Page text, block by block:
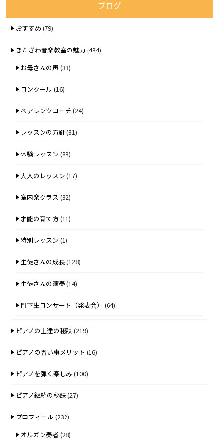
ブログ
おすすめ (79)
きたざわ音楽教室の魅力 (434)
お母さんの声 (33)
コンクール (16)
ペアレンツコーチ (24)
レッスンの方針(31)
体験レッスン (33)
大人のレッスン (17)
室内楽クラス (32)
才能の育て方 (11)
特別レッスン (1)
生徒さんの成長(128)
生徒さんの演奏(14)
門下生コンサート（発表会） (64)
ピアノの上達の秘訣 (219)
ピアノの習い事メリット (16)
ピアノを弾く楽しみ(100)
ピアノ継続の秘訣 (27)
プロフィール (232)
オルガン奏者 (28)